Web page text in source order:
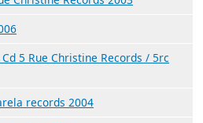
5 Rue Christine Records / 5rc
records 2004